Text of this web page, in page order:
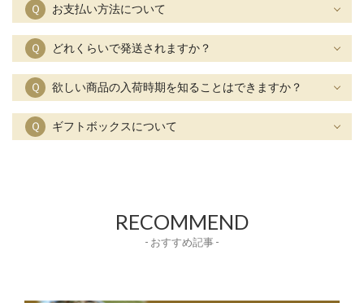
Ｑ お支払い方法について
Ｑ どれくらいで発送されますか？
Ｑ 欲しい商品の入荷時期を知ることはできますか？
Ｑ ギフトボックスについて
RECOMMEND
- おすすめ記事 -